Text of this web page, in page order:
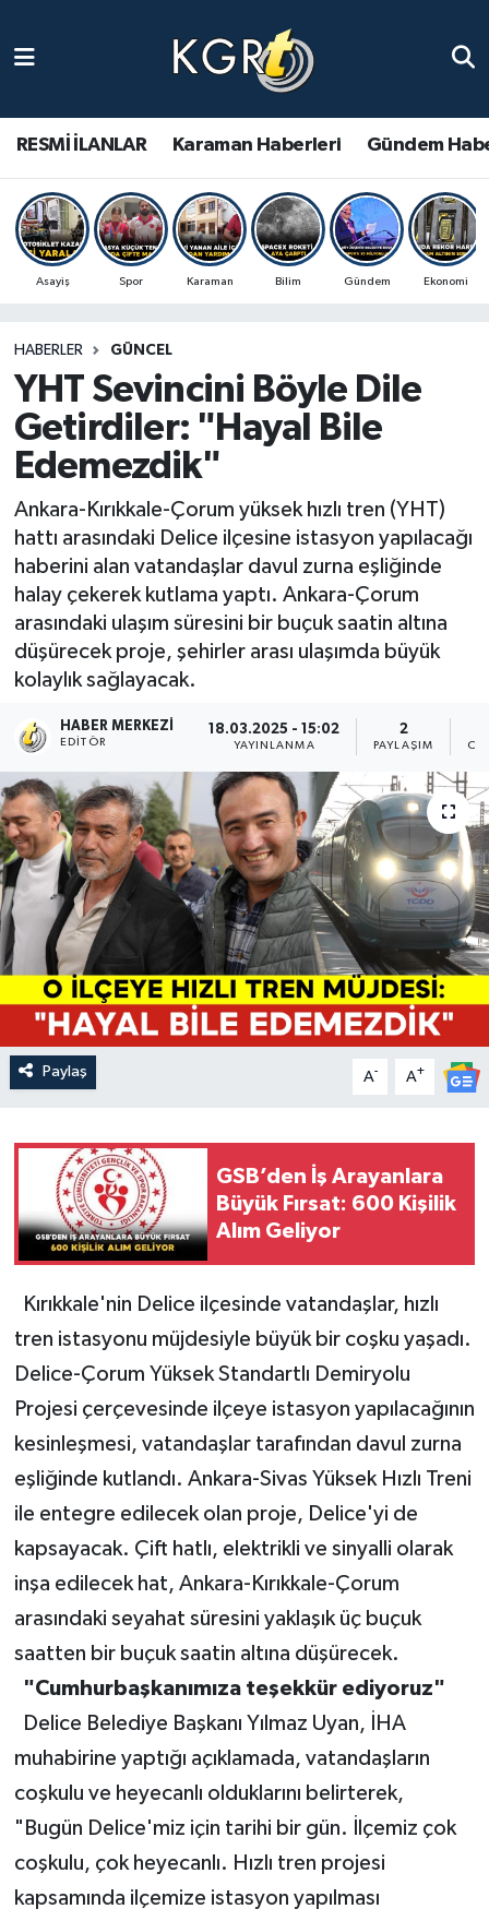
RESMİ İLANLAR Karaman Haberleri Gündem
Asayiş Spor Karaman Bilim Gündem Ekonomi
HABERLER GÜNCEL
YHT Sevincini Böyle Dile
Getirdiler: "Hayal Bile
Edemezdik"
Ankara-Kırıkkale-Çorum yüksek hızlı tren (YHT)
hattı arasındaki Delice ilçesine istasyon yapılacağı
haberini alan vatandaşlar davul zurna eşliğinde
halay çekerek kutlama yaptı. Ankara-Çorum
arasındaki ulaşım süresini bir buçuk saatin altına
düşürecek proje, şehirler arası ulaşımda büyük
kolaylık sağlayacak.
HABER MERKEZI
EDITÖR
18.03.2025 - 15:02
YAYINLANMA
2
PAYLAŞIM
Paylaş A- A+
GSB’den İş Arayanlara
Büyük Fırsat: 600 Kişilik
Alım Geliyor
Kırıkkale'nin Delice ilçesinde vatandaşlar, hızlı
tren istasyonu müjdesiyle büyük bir coşku yaşadı.
Delice-Çorum Yüksek Standartlı Demiryolu
Projesi çerçevesinde ilçeye istasyon yapılacağının
kesinleşmesi, vatandaşlar tarafından davul zurna
eşliğinde kutlandı. Ankara-Sivas Yüksek Hızlı Treni
ile entegre edilecek olan proje, Delice'yi de
kapsayacak. Çift hatlı, elektrikli ve sinyalli olarak
inşa edilecek hat, Ankara-Kırıkkale-Çorum
arasındaki seyahat süresini yaklaşık üç buçuk
saatten bir buçuk saatin altına düşürecek.
"Cumhurbaşkanımıza teşekkür ediyoruz"
Delice Belediye Başkanı Yılmaz Uyan, İHA
muhabirine yaptığı açıklamada, vatandaşların
coşkulu ve heyecanlı olduklarını belirterek,
"Bugün Delice'miz için tarihi bir gün. İlçemiz çok
coşkulu, çok heyecanlı. Hızlı tren projesi
kapsamında ilçemize istasyon yapılması
Gündem Haberleri
Güncel Haberler
Spor Haberleri
Ulusal Haberler
Vefat Edenler